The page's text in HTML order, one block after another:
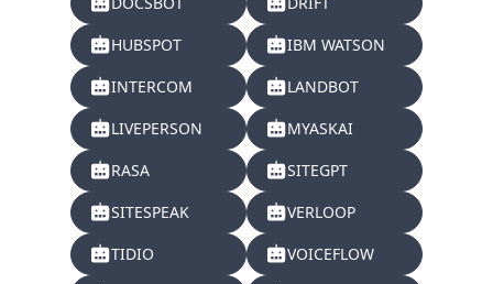
HUBSPOT
IBM WATSON
INTERCOM
LANDBOT
LIVEPERSON
MYASKAI
RASA
SITEGPT
SITESPEAK
VERLOOP
TIDIO
VOICEFLOW